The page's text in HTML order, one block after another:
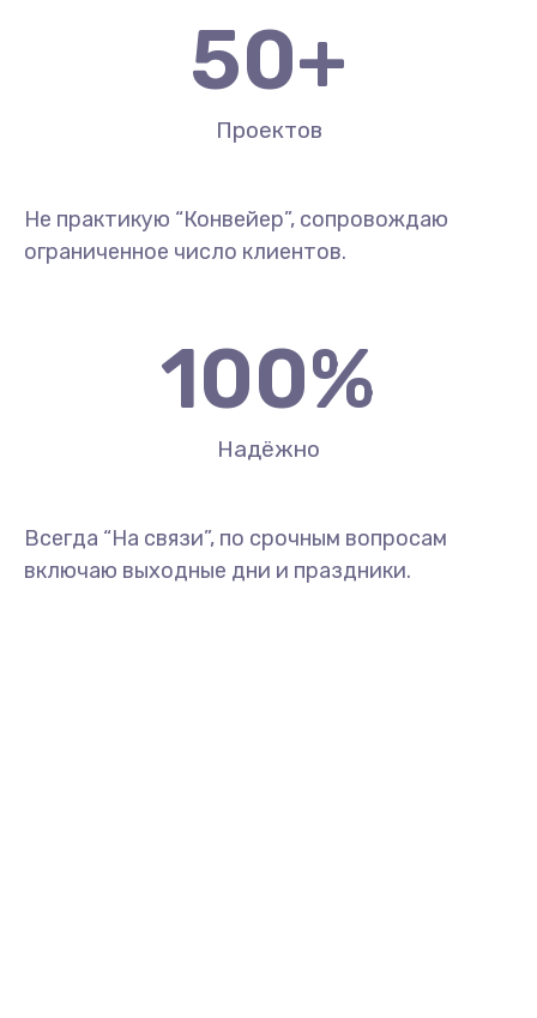
50+
Проектов
Не практикую “Конвейер”, сопровождаю
ограниченное число клиентов.
100%
Надёжно
Всегда “На связи”, по срочным вопросам
включаю выходные дни и праздники.